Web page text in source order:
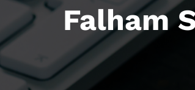
Falham